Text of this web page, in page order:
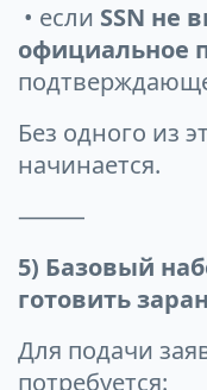
• если SSN не
официальное
Без одного из
начинается.
⸻
5) Базовый
готовить
Для подачи
потребуется: